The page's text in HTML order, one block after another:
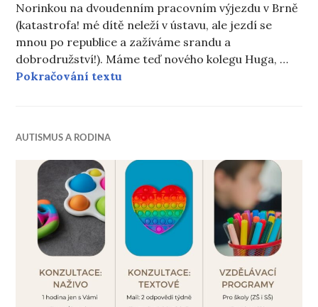
Norinkou na dvoudenním pracovním výjezdu v Brně
(katastrofa! mé dítě neleží v ústavu, ale jezdí se
mnou po republice a zažíváme srandu a
dobrodružství!). Máme teď nového kolegu Huga, …
Pokračování textu
AUTISMUS A RODINA